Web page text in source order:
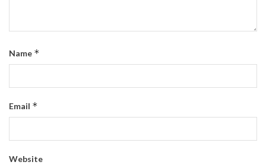
Name *
Email *
Website